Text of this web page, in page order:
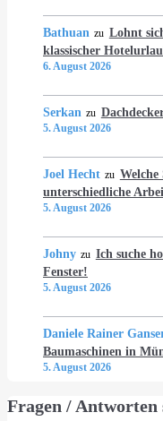
Bathuan zu Lohnt
klassischer
6. August 2026
Serkan zu
5. August 2026
Joel Hecht zu
unterschiedliche
5. August 2026
Johny zu Ich suche
Fenster!
5. August 2026
Daniele Rainer
Baumaschinen in
5. August 2026
Fragen / Antworten